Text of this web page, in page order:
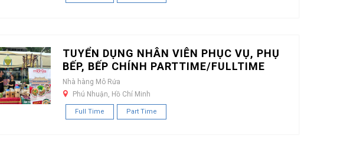
TUYỂN DỤNG NHÂN VIÊN PHỤC VỤ, PHỤ
BẾP, BẾP CHÍNH PARTTIME/FULLTIME
Nhà hàng Mô Rứa
Phú Nhuận, Hồ Chí Minh
Full Time Part Time